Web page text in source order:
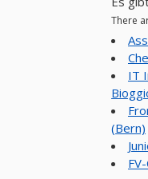
There
IT
(Bern)